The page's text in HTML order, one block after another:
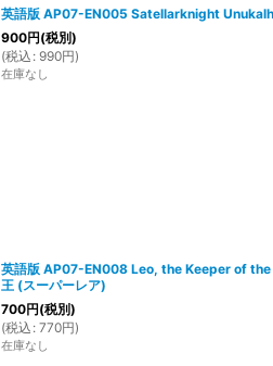
英語版 AP07-EN005 Satellarknight
900円(税別)
(税込 : 990円)
在庫なし
英語版 AP07-EN008 Leo, the Keeper of the
王 (スーパーレア)
700円(税別)
(税込 : 770円)
在庫なし